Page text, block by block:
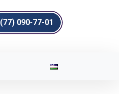
(77) 090-77-01